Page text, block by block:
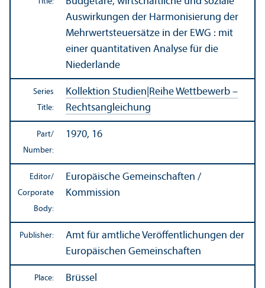
Auswirkungen der Harmonisierung der
Mehrwertsteuersätze in der EWG : mit
einer quantitativen Analyse für die
Niederlande
Series
Title:
Kollektion Studien Reihe Wettbewerb –
Rechtsangleichung
Part/
Number:
1970, 16
Editor/
Corporate
Body:
Europäische Gemeinschaften /
Kommission
Publisher:
Amt für amtliche Veröffentlichungen der
Europäischen Gemeinschaften
Place: Brüssel